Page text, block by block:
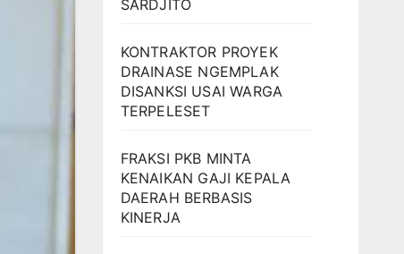
SARDJITO
KONTRAKTOR PROYEK
DRAINASE NGEMPLAK
DISANKSI USAI WARGA
TERPELESET
FRAKSI PKB MINTA
KENAIKAN GAJI KEPALA
DAERAH BERBASIS
KINERJA